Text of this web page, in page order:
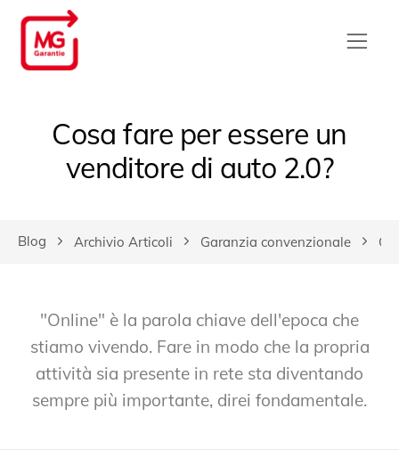
Cosa fare per essere un
venditore di auto 2.0?
Blog Archivio Articoli Garanzia convenzionale
"Online" è la parola chiave dell'epoca che
stiamo vivendo. Fare in modo che la propria
attività sia presente in rete sta diventando
sempre più importante, direi fondamentale.